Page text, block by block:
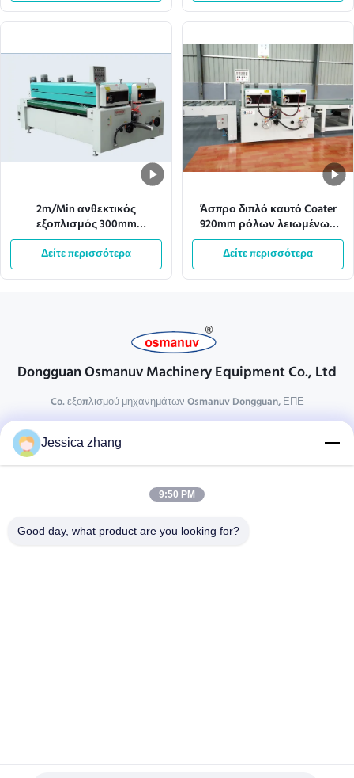
2m/Min ανθεκτικός
εξοπλισμός 300mm
επιστρώματος κυλίνδρων
μήκος κατεργασίας
Δείτε περισσότερα
Άσπρο διπλό καυτό Coater
920mm ρόλων λειωμένων
μετάλλων εναλλασσόμενου
ρεύματος 110v πλάτος
Effecive
Δείτε περισσότερα
Dongguan Osmanuv Machinery Equipment Co., Ltd
Co. εξοπλισμού μηχανημάτων Osmanuv Dongguan, ΕΠΕ
28 δεύτερος ο βιομηχανικός, wei Liu chong, Wanjiang,
DongGuan, Guangdong, Κίνα
osmanuv@hotmail.com
Jessica zhang
9:50 PM
Good day, what product are you looking for?